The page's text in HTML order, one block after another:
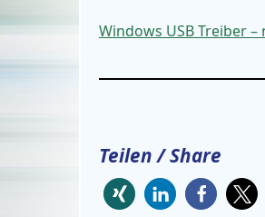
Windows USB Treiber
Teilen / Share